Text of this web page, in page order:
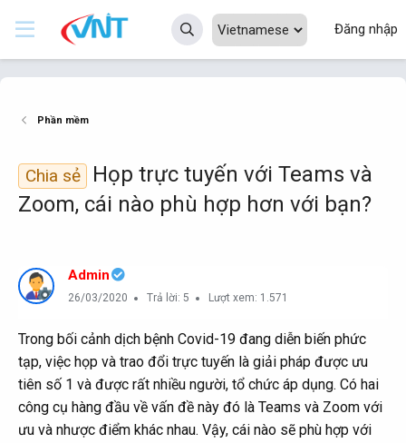
Đăng nhập
Phần mềm
Chia sẻ
Họp trực tuyến với Teams và
Zoom, cái nào phù hợp hơn với bạn?
Admin
26/03/2020 Trả lời: 5 Lượt xem: 1.571
Trong bối cảnh dịch bệnh Covid-19 đang diễn biến phức
tạp, việc họp và trao đổi trực tuyến là giải pháp được ưu
tiên số 1 và được rất nhiều người, tổ chức áp dụng. Có hai
công cụ hàng đầu về vấn đề này đó là Teams và Zoom với
ưu và nhược điểm khác nhau. Vậy, cái nào sẽ phù hợp với